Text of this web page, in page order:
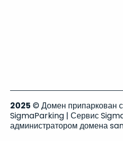
2025 © Домен припаркован
SigmaParking | Сервис
администратором домена